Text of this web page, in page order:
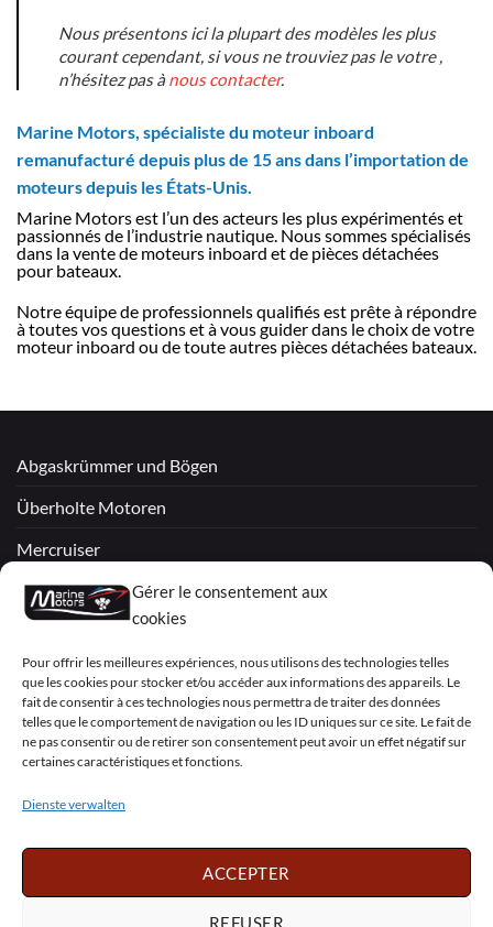
Gérer le consentement aux
cookies
Pour offrir les meilleures expériences, nous utilisons des technologies telles
que les cookies pour stocker et/ou accéder aux informations des appareils. Le
fait de consentir à ces technologies nous permettra de traiter des données
telles que le comportement de navigation ou les ID uniques sur ce site. Le fait de
ne pas consentir ou de retirer son consentement peut avoir un effet négatif sur
certaines caractéristiques et fonctions.
Dienste verwalten
ACCEPTER
REFUSER
Nous présentons ici la plupart des modèles les plus
courant cependant, si vous ne trouviez pas le votre ,
n’hésitez pas ànous contacter.
Marine Motors, spécialiste du moteur inboard
remanufacturé depuis plus de 15 ans dans l’importation de
moteurs depuis les États-Unis.
Marine Motors est l’un des acteurs les plus expérimentés et
passionnés de l’industrie nautique. Nous sommes spécialisés
dans la vente de moteurs inboard et de pièces détachées
pour bateaux.
Notre équipe de professionnels qualifiés est prête à répondre
à toutes vos questions et à vous guider dans le choix de votre
moteur inboard ou de toute autres pièces détachées bateaux.
Abgaskrümmer und Bögen
Überholte Motoren
Mercruiser
VOLVO PENTA / OMC
My Account
Visa PayPal
English Deutsch